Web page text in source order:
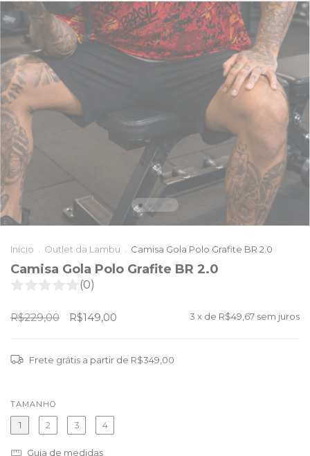
Início Outlet da Lambu Camisa Gola Polo Grafite BR 2.0
Camisa Gola Polo Grafite BR 2.0
(0)
R$229,00 R$149,00 3 x de R$49,67 sem juros
Frete grátis a partir de R$349,00
TAMANHO
1 2 3 4
Guia de medidas